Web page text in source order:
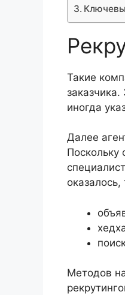
Такие
иногда
Далее
Методов